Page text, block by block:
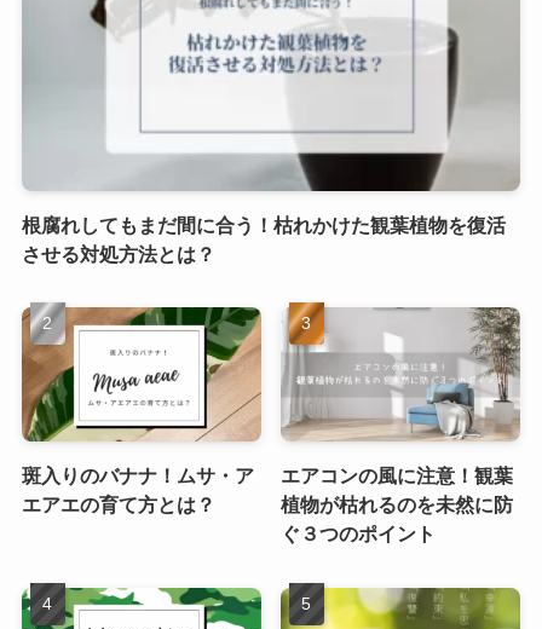
根腐れしてもまだ間に合う！枯れかけた観葉植物を復活
させる対処方法とは？
斑入りのバナナ！ムサ・ア
エアエの育て方とは？
エアコンの風に注意！観葉
植物が枯れるのを未然に防
ぐ３つのポイント